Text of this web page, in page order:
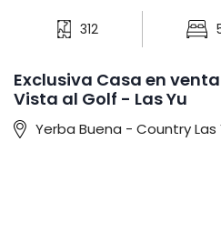
312
Exclusiva Casa en
Vista al Golf - Las Yu
Yerba Buena - Country Las